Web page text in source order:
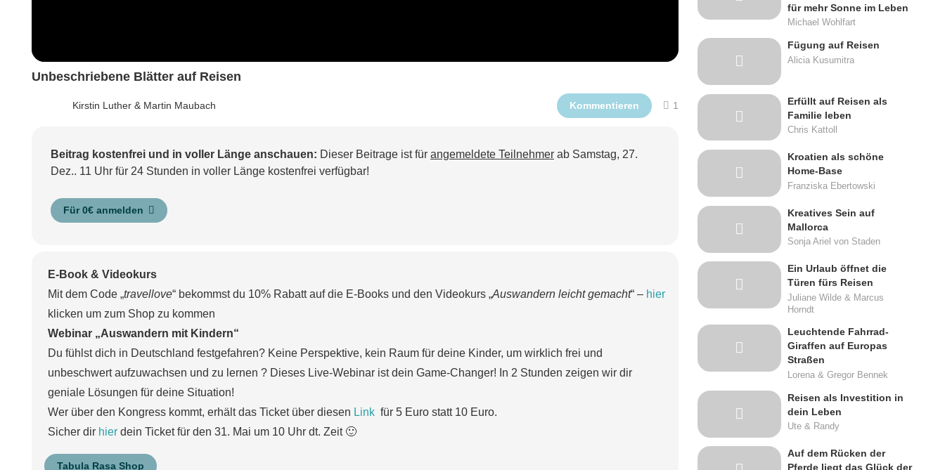
Unbeschriebene Blätter auf Reisen
Kirstin Luther & Martin Maubach Kommentieren 1 Kommentar
Beitrag kostenfrei und in voller Länge anschauen: Dieser Beitrage ist für angemeldete Teilnehmer ab Samstag, 27.
Dez.. 11 Uhr für 24 Stunden in voller Länge kostenfrei verfügbar!
Für 0€ anmelden
E-Book & Videokurs
Mit dem Code „travellove“ bekommst du 10% Rabatt auf die E-Books und den Videokurs „Auswandern leicht gemacht“ – hier
klicken um zum Shop zu kommen
Webinar „Auswandern mit Kindern“
Du fühlst dich in Deutschland festgefahren? Keine Perspektive, kein Raum für deine Kinder, um wirklich frei und
unbeschwert aufzuwachsen und zu lernen ? Dieses Live-Webinar ist dein Game-Changer! In 2 Stunden zeigen wir dir
geniale Lösungen für deine Situation!
Wer über den Kongress kommt, erhält das Ticket über diesen Linkfür 5 Euro statt 10 Euro.
Sicher dir hierdein Ticket für den 31. Mai um 10 Uhr dt. Zeit 🙂
Tabula Rasa Shop
für mehr Sonne im Leben
Michael Wohlfart
Fügung auf Reisen
Alicia Kusumitra
Erfüllt auf Reisen als
Familie leben
Chris Kattoll
Kroatien als schöne
Home-Base
Franziska Ebertowski
Kreatives Sein auf
Mallorca
Sonja Ariel von Staden
Ein Urlaub öffnet die
Türen fürs Reisen
Juliane Wilde & Marcus
Horndt
Leuchtende Fahrrad-
Giraffen auf Europas
Straßen
Lorena & Gregor Bennek
Reisen als Investition in
dein Leben
Ute & Randy
Auf dem Rücken der
Pferde liegt das Glück der